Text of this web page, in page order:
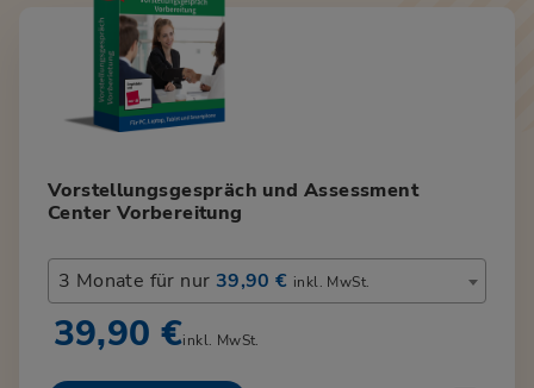
Vorstellungsgespräch und Assessment
Center Vorbereitung
3 Monate für nur 39,90 € inkl. MwSt.
39,90 €inkl. MwSt.